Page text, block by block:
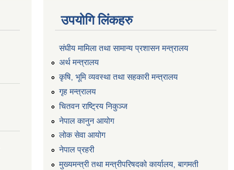
उपयोगि लिंकहरु
संघीय मामिला तथा सामान्य प्रशासन मन्त्रालय
अर्थ मन्त्रालय
कृषि, भूमि व्यवस्था तथा सहकारी मन्त्रालय
गृह मन्त्रालय
चितवन राष्ट्रिय निकुञ्ज
नेपाल कानुन आयोग
लोक सेवा आयोग
नेपाल प्रहरी
मुख्यमन्त्री तथा मन्त्रीपरिषदको कार्यालय, बागमती